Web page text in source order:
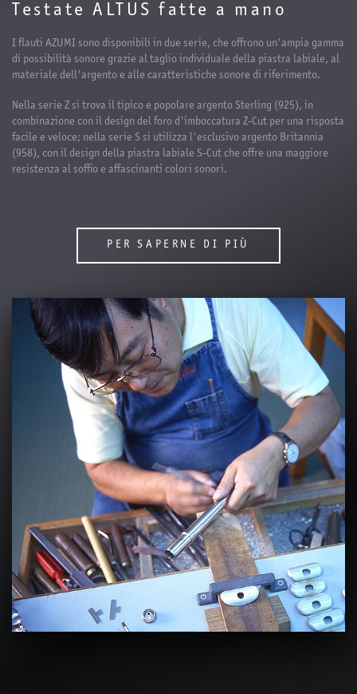
Testate ALTUS fatte a mano
I flauti AZUMI sono disponibili in due serie, che offrono un'ampia gamma
di possibilità sonore grazie al taglio individuale della piastra labiale, al
materiale dell'argento e alle caratteristiche sonore di riferimento.
Nella serie Z si trova il tipico e popolare argento Sterling (925), in
combinazione con il design del foro d'imboccatura Z-Cut per una risposta
facile e veloce; nella serie S si utilizza l'esclusivo argento Britannia
(958), con il design della piastra labiale S-Cut che offre una maggiore
resistenza al soffio e affascinanti colori sonori.
PER SAPERNE DI PIÙ